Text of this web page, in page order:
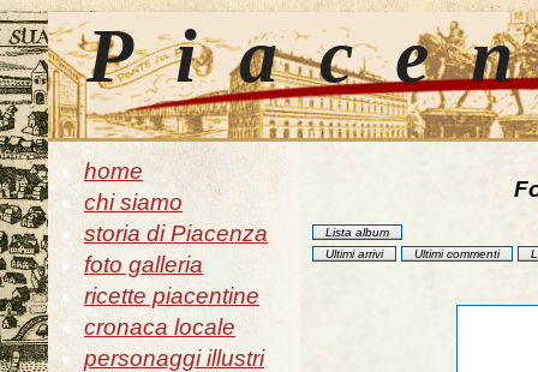
home
chi siamo
storia di Piacenza
foto galleria
ricette piacentine
cronaca locale
personaggi illustri
Lista album
Ultimi arrivi
Ultimi commenti